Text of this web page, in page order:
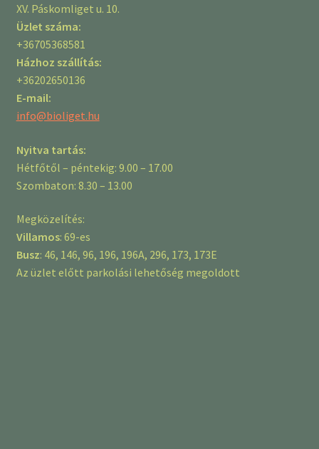
XV. Páskomliget u. 10.
Üzlet száma:
+36705368581
Házhoz szállítás:
+36202650136
E-mail:
info@bioliget.hu
Nyitva tartás:
Hétfőtől – péntekig: 9.00 – 17.00
Szombaton: 8.30 – 13.00
Megközelítés:
Villamos: 69-es
Busz: 46, 146, 96, 196, 196A, 296, 173, 173E
Az üzlet előtt parkolási lehetőség megoldott